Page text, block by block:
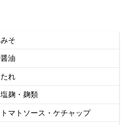
みそ
醤油
たれ
塩麹・麹類
トマトソース・ケチャップ